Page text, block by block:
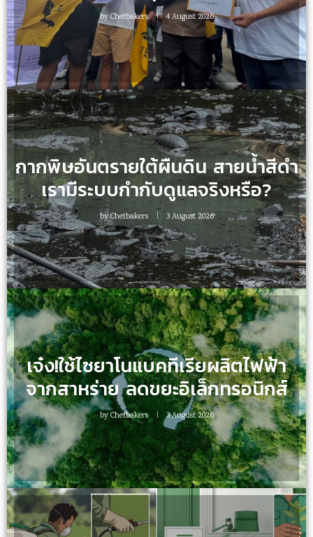
byChetbakers 4 August 2026
กากพิษอันตรายใต้ผืนดิน สายน้ำสีดำ
เรามีระบบกำกับดูแลจริงหรือ?
byChetbakers 3 August 2026
เจ๋ง!ใช้ไซยาโนแบคทีเรียผลิตไฟฟ้า
จากสาหร่าย ลดขยะอิเล็กทรอนิกส์
byChetbakers 3 August 2026